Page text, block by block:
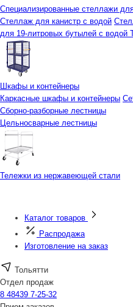
Специализированные стеллажи
Стеллаж для канистр с водой
для 19-литровых бутылей с водой
Шкафы и контейнеры
Каркасные шкафы и контейнеры
Сборно-разборные лестницы
Цельносварные лестницы
Тележки из нержавеющей стали
Каталог товаров
Распродажа
Изготовление на заказ
Тольятти
Отдел продаж
8 48439 7-25-32